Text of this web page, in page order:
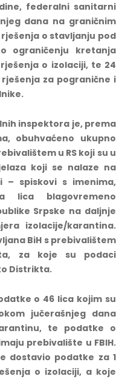
federalni sanitarni
dana na graničnim
o stavljanju pod
ograničenju kretanja
o izolaciji, te 24
za pogranične i
inspektora je, prema
obuhvaćeno ukupno
u RS koji su u
koji se nalaze na
– spiskovi s imenima,
lica blagovremeno
Srpske na daljnje
izolacije/karantina.
BiH s prebivalištem
za koje su podaci
Distrikta.
o 46 lica kojim su
jučerašnjeg dana
te podatke o
prebivalište u FBIH.
dostavio podatke za 1
o izolaciji, a koje